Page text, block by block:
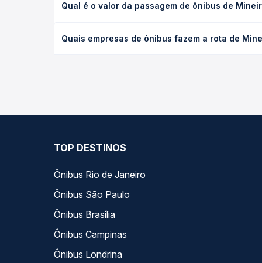
leito) e as condições de tráfego. Na Quero
Qual é o valor da passagem de ônibus de
poltrona e a antecedência da compra. Na Quero
Quais empresas de ônibus fazem a rota de
TOP DESTINOS
Ônibus Rio de Janeiro
Ônibus São Paulo
Ônibus Brasília
Ônibus Campinas
Ônibus Londrina